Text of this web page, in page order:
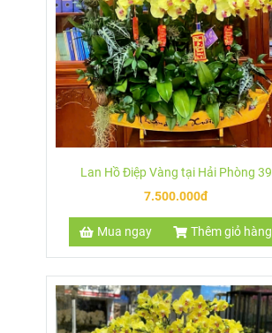
Lan Hồ Điệp Vàng tại Hải Phòng 39
7.500.000đ
Mua ngay Thêm giỏ hàng